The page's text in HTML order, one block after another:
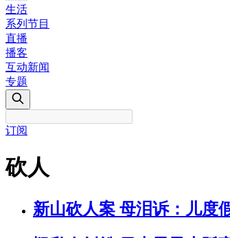
生活
系列节目
直播
播客
互动新闻
专题
订阅
砍人
新山砍人案 母泪诉：儿度